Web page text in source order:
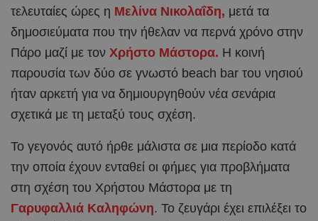
τελευταίες ώρες η Μελίνα Νικολαΐδη, μετά τα
δημοσιεύματα που την ήθελαν να περνά χρόνο στην
Πάρο μαζί με τον Χρήστο Μάστορα. Η κοινή
παρουσία των δύο σε γνωστό beach bar του νησιού
ήταν αρκετή για να δημιουργηθούν νέα σενάρια
σχετικά με τη μεταξύ τους σχέση.
Το γεγονός αυτό ήρθε μάλιστα σε μια περίοδο κατά
την οποία έχουν ενταθεί οι φήμες για προβλήματα
στη σχέση του Χρήστου Μάστορα με τη
Γαρυφαλλιά Καληφώνη. Το ζευγάρι έχει επιλέξει το